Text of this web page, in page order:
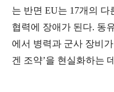
는 반면 EU는 17개의 다
협력에 장애가 된다. 동
에서 병력과 군사 장비
겐 조약’을 현실화하는